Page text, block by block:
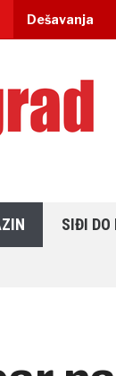
Dešavanja
SIĐI DO